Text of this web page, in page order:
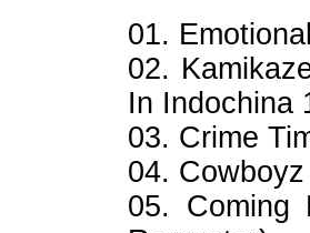
01.
02.
In Indochina
03. Crime
04.
05. Coming